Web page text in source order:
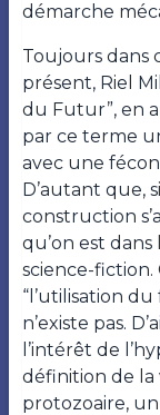
démarche
Toujours dans
présent, Riel
du Futur”, en
par ce terme
avec une
D’autant que,
construction
qu’on est dans
science-
“l’utilisation
n’existe pas.
l’intérêt de
définition de la
protozoaire,